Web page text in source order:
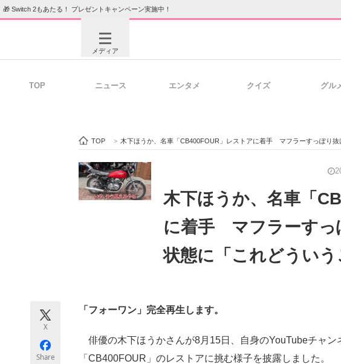
🎁 Switch 2もあたる！ プレゼントキャンペーン実施中！
メディア
ビジネスと働き方のヒント
ITエンジニア向け専門サイト 企業向けIT製品の総合サイト
ちょっと気になるネットの話題
TOP ニュース エンタメ クイズ グル
TOP > 木下ほうか、名車「CB400FOUR」レストアに着手 マフラーすっぽり抜
木下ほうか、名車「
に着手 マフラーすっ
状態に「これどういう
X
Share
「フォーワン」完全再生します。
俳優の木下ほうかさんが8月15日、自身のYouTubeチャン
「CB400FOUR」のレストアに挑む様子を披露しました。